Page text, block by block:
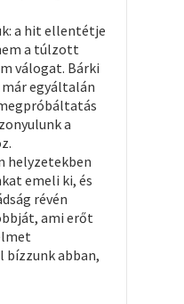
a hit ellentétje
a túlzott
válogat. Bárki
már egyáltalán
a
helyzetekben
emeli ki, és
révén
ami erőt
bízzunk abban,